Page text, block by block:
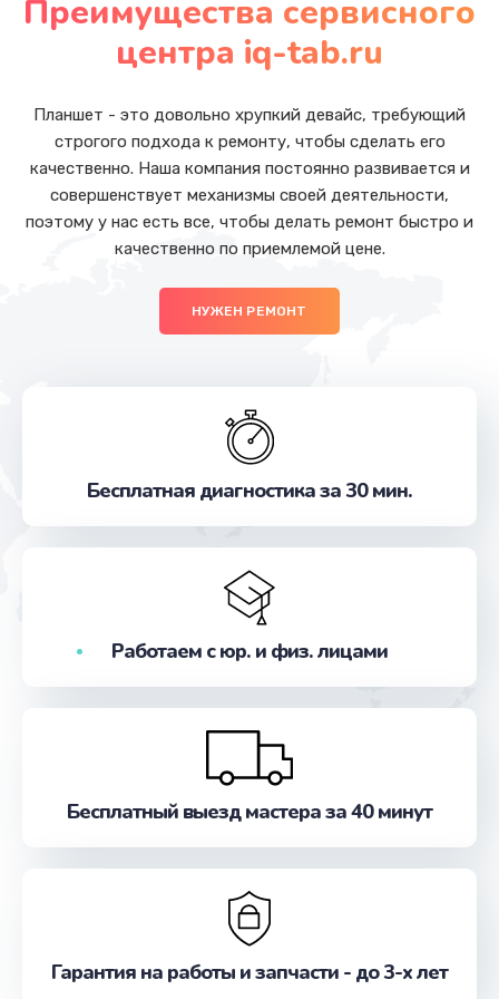
Заказать
от 1090 руб.
Заказать
Замена USB порта
от 1245 руб.
Замена вебкамеры
Замена микрофона
от 1500 руб.
Заказать
Замена жесткого диска
от 745 руб.
Заказать
от 960 руб.
Заказать
Замена экрана
от 940 руб.
Заказать
Замена термопасты
от 1060 руб.
Преимущества сервисного
центра iq-tab.ru
Планшет - это довольно хрупкий девайс, требующий
строгого подхода к ремонту, чтобы сделать его
качественно. Наша компания постоянно развивается и
совершенствует механизмы своей деятельности,
поэтому у нас есть все, чтобы делать ремонт быстро и
качественно по приемлемой цене.
НУЖЕН РЕМОНТ
Бесплатная диагностика за 30 мин.
Работаем с юр. и физ. лицами
Бесплатный выезд мастера за 40 минут
Гарантия на работы и запчасти - до 3-х лет